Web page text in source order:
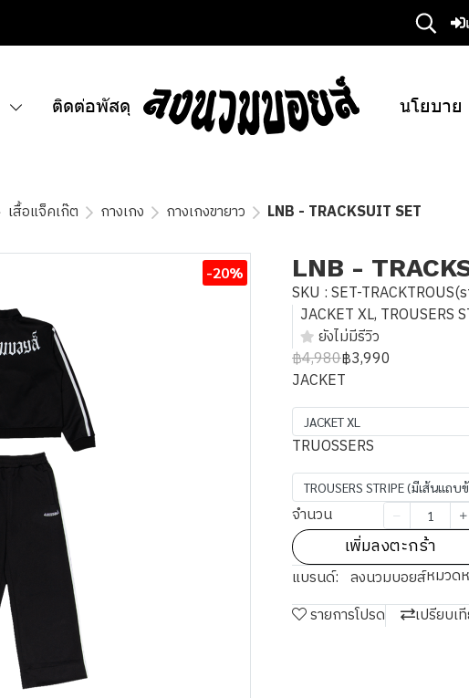
ติดต่อพัสดุ นโยบาย
เสื้อแจ็คเก๊ต กางเกง กางเกงขายาว LNB - TRACKSUIT SET
-20% LNB -
SKU : SET-
JACKET XL, TROUSERS
ยังไม่มีรีวิว
฿4,980฿3,990
JACKET
JACKET XL
TRUOSSERS
TROUSERS STRIPE (มีเส้นแถบข้
จำนวน
เพิ่มลงตะกร้า
แบรนด์: ลงนวมบอยส์หมวด
รายการโปรด
เปรียบเ